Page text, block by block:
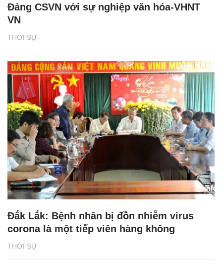
THỜI SỰ
Đảng CSVN với sự nghiệp văn hóa-VHNT
VN
THỜI SỰ
Đắk Lắk: Bệnh nhân bị đồn nhiễm virus
corona là một tiếp viên hàng không